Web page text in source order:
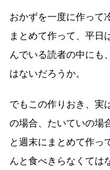
おかずを一度に作って
まとめて作って、平日
んでいる読者の中にも
はないだろうか。
でもこの作りおき、実
の場合、たいていの場
と週末にまとめて作っ
んと食べきらなくては